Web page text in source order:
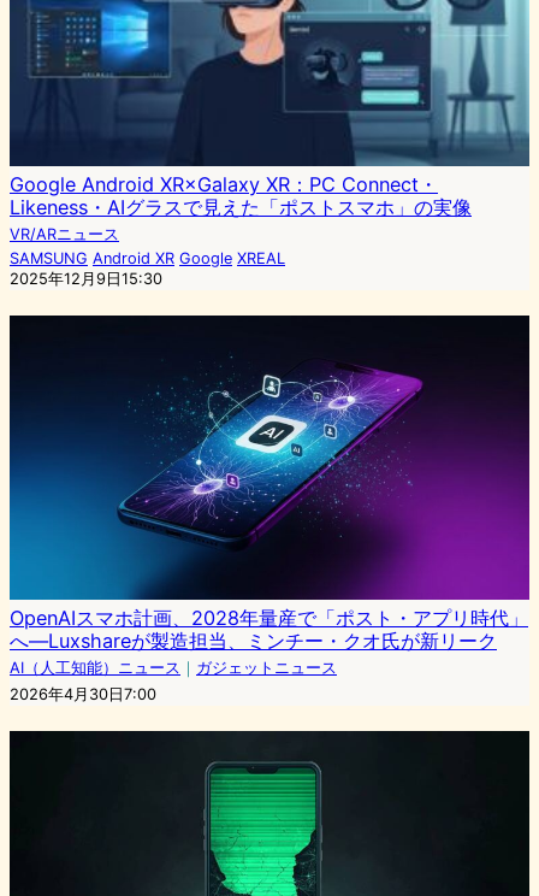
Google Android XR×Galaxy XR：PC Connect・
Likeness・AIグラスで見えた「ポストスマホ」の実像
VR/ARニュース
SAMSUNG Android XR Google XREAL
2025年12月9日15:30
OpenAIスマホ計画、2028年量産で「ポスト・アプリ時代」
へ―Luxshareが製造担当、ミンチー・クオ氏が新リーク
AI（人工知能）ニュース ｜ ガジェットニュース
2026年4月30日7:00